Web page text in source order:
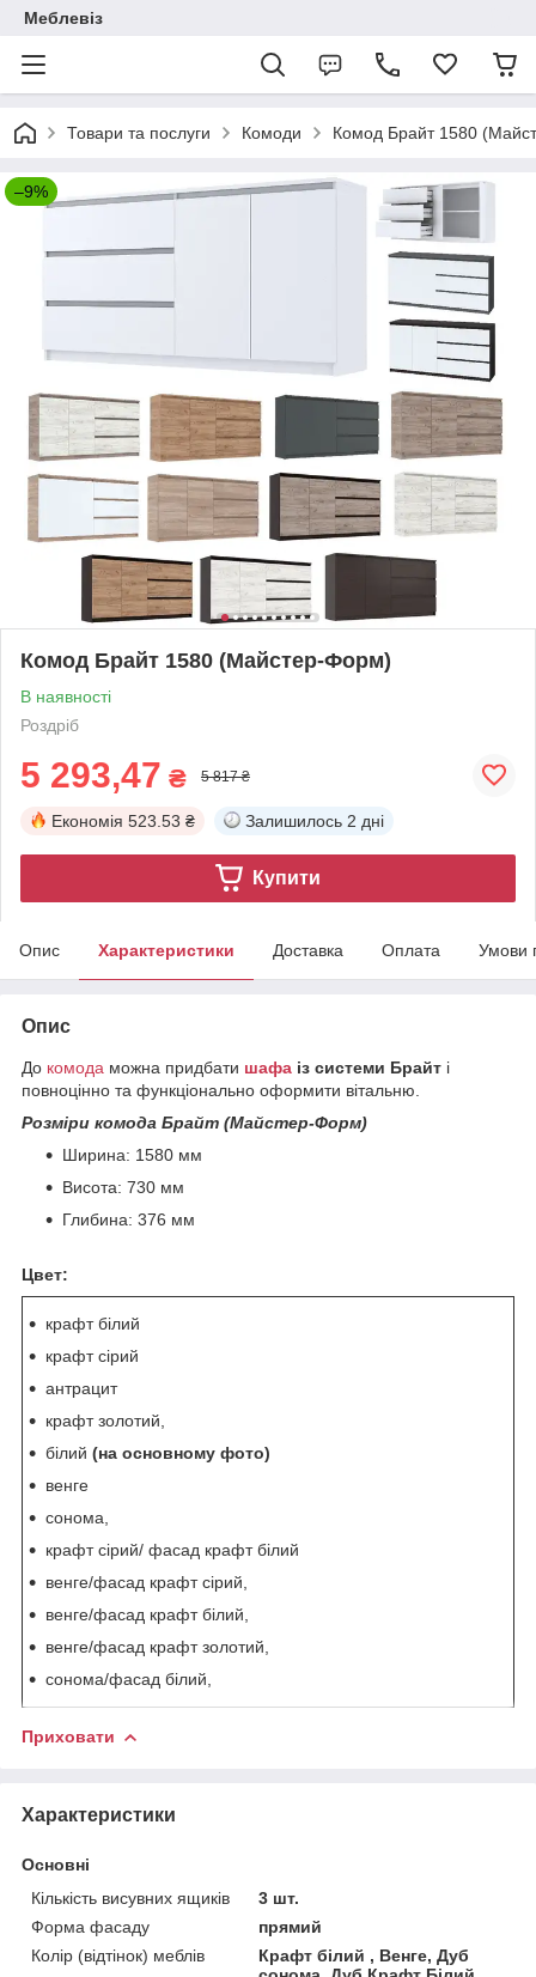
Меблевіз
Товари та послуги Комоди Комод Брайт 1580
–9%
Комод Брайт 1580 (Майстер-Форм)
В наявності
Роздріб
5 293,47 ₴ 5 817 ₴
Економія 523.53 ₴ Залишилось 2 дні
Купити
Опис Характеристики Доставка Оплата Умови
Опис
До комода можна придбати шафа із системи Брайт і
повноцінно та функціонально оформити вітальню.
Розміри комода Брайт (Майстер-Форм)
Ширина: 1580 мм
Висота: 730 мм
Глибина: 376 мм
Цвет:
крафт білий
крафт сірий
антрацит
крафт золотий,
білий (на основному фото)
венге
сонома,
крафт сірий/ фасад крафт білий
венге/фасад крафт сірий,
венге/фасад крафт білий,
венге/фасад крафт золотий,
сонома/фасад білий,
Приховати
Характеристики
Основні
Кількість висувних ящиків
3 шт.
Форма фасаду
прямий
Колір (відтінок) меблів
Крафт білий , Венге, Дуб